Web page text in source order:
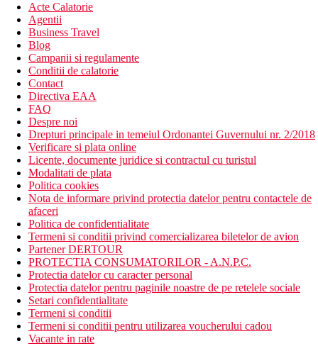
Acte Calatorie
Agentii
Business Travel
Blog
Campanii si regulamente
Conditii de calatorie
Contact
Directiva EAA
FAQ
Despre noi
Drepturi principale in temeiul Ordonantei Guvernului nr. 2/2018
Verificare si plata online
Licente, documente juridice si contractul cu turistul
Modalitati de plata
Politica cookies
Nota de informare privind protectia datelor pentru contactele de
afaceri
Politica de confidentialitate
Termeni si conditii privind comercializarea biletelor de avion
Partener DERTOUR
PROTECTIA CONSUMATORILOR - A.N.P.C.
Protectia datelor cu caracter personal
Protectia datelor pentru paginile noastre de pe retelele sociale
Setari confidentialitate
Termeni si conditii
Termeni si conditii pentru utilizarea voucherului cadou
Vacante in rate